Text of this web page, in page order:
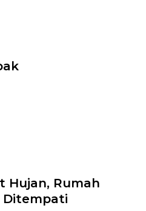
Hujan, Rumah
Ditempati